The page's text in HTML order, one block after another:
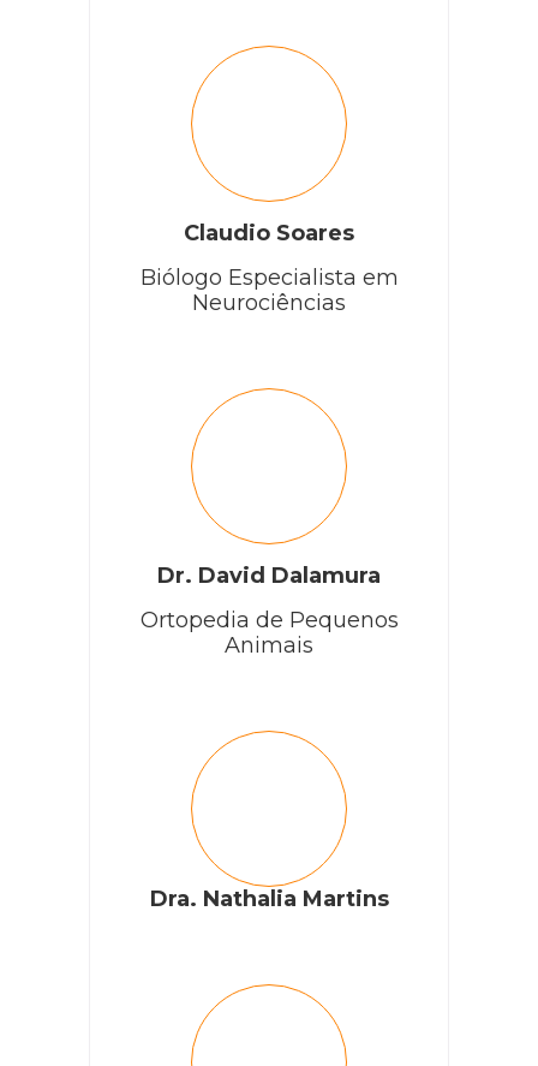
Claudio Soares
Biólogo Especialista em
Neurociências
Dr. David Dalamura
Ortopedia de Pequenos
Animais
Dra. Nathalia Martins